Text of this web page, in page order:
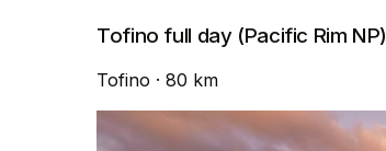
Tofino full day (Pacific Rim NP)
Tofino · 80 km